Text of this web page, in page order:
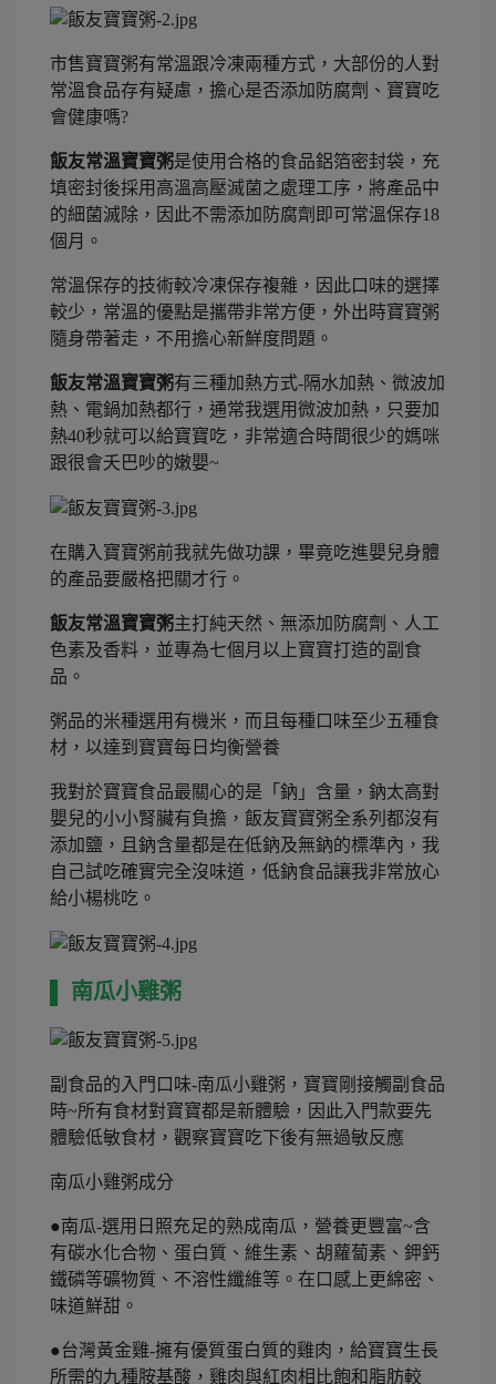
市售寶寶粥有常溫跟冷凍兩種方式，大部份的人對
常溫食品存有疑慮，擔心是否添加防腐劑、寶寶吃
會健康嗎?
飯友常溫寶寶粥是使用合格的食品鋁箔密封袋，充
填密封後採用高溫高壓滅菌之處理工序，將產品中
的細菌滅除，因此不需添加防腐劑即可常溫保存18
個月。
常溫保存的技術較冷凍保存複雜，因此口味的選擇
較少，常溫的優點是攜帶非常方便，外出時寶寶粥
隨身帶著走，不用擔心新鮮度問題。
飯友常溫寶寶粥有三種加熱方式-隔水加熱、微波加
熱、電鍋加熱都行，通常我選用微波加熱，只要加
熱40秒就可以給寶寶吃，非常適合時間很少的媽咪
跟很會夭巴吵的嫩嬰~
在購入寶寶粥前我就先做功課，畢竟吃進嬰兒身體
的產品要嚴格把關才行。
飯友常溫寶寶粥主打純天然、無添加防腐劑、人工
色素及香料，並專為七個月以上寶寶打造的副食
品。
粥品的米種選用有機米，而且每種口味至少五種食
材，以達到寶寶每日均衡營養
我對於寶寶食品最關心的是「鈉」含量，鈉太高對
嬰兒的小小腎臟有負擔，飯友寶寶粥全系列都沒有
添加鹽，且鈉含量都是在低鈉及無鈉的標準內，我
自己試吃確實完全沒味道，低鈉食品讓我非常放心
給小楊桃吃。
▌ 南瓜小雞粥
副食品的入門口味-南瓜小雞粥，寶寶剛接觸副食品
時~所有食材對寶寶都是新體驗，因此入門款要先
體驗低敏食材，觀察寶寶吃下後有無過敏反應
南瓜小雞粥成分
●南瓜-選用日照充足的熟成南瓜，營養更豐富~含
有碳水化合物、蛋白質、維生素、胡蘿蔔素、鉀鈣
鐵磷等礦物質、不溶性纖維等。在口感上更綿密、
味道鮮甜。
●台灣黃金雞-擁有優質蛋白質的雞肉，給寶寶生長
所需的九種胺基酸，雞肉與紅肉相比飽和脂肪較